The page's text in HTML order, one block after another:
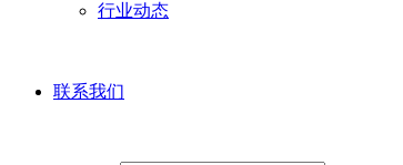
行业动态
联系我们